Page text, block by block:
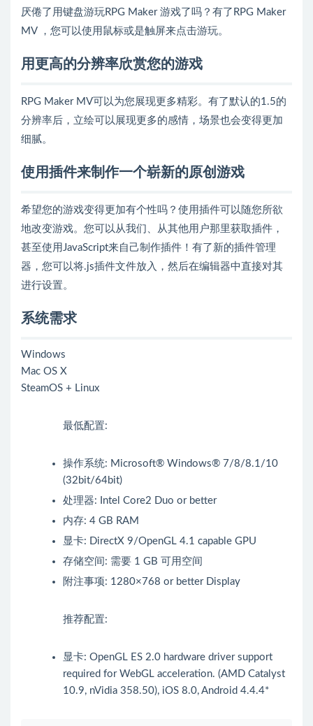
厌倦了用键盘游玩RPG Maker 游戏了吗？有了RPG Maker
MV ，您可以使用鼠标或是触屏来点击游玩。
用更高的分辨率欣赏您的游戏
RPG Maker MV可以为您展现更多精彩。有了默认的1.5的
分辨率后，立绘可以展现更多的感情，场景也会变得更加
细腻。
使用插件来制作一个崭新的原创游戏
希望您的游戏变得更加有个性吗？使用插件可以随您所欲
地改变游戏。您可以从我们、从其他用户那里获取插件，
甚至使用JavaScript来自己制作插件！有了新的插件管理
器，您可以将.js插件文件放入，然后在编辑器中直接对其
进行设置。
系统需求
Windows
Mac OS X
SteamOS + Linux
最低配置:
操作系统: Microsoft® Windows® 7/8/8.1/10
(32bit/64bit)
处理器: Intel Core2 Duo or better
内存: 4 GB RAM
显卡: DirectX 9/OpenGL 4.1 capable GPU
存储空间: 需要 1 GB 可用空间
附注事项: 1280×768 or better Display
推荐配置:
显卡: OpenGL ES 2.0 hardware driver support
required for WebGL acceleration. (AMD Catalyst
10.9, nVidia 358.50), iOS 8.0, Android 4.4.4*